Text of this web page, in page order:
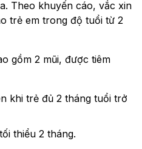
Theo khuyến cáo, vắc xin
trẻ em trong độ tuổi từ 2
gồm 2 mũi, được tiêm
khi trẻ đủ 2 tháng tuổi trở
thiểu 2 tháng.